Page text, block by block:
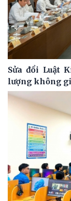
Sửa đổi Luật
lượng không